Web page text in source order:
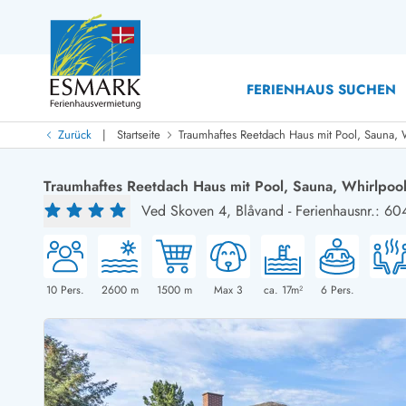
FERIENHAUS SUCHEN
Last Minute
Last Minute
Neu bei uns!
Neue Ferienhäuser bei ESMARKFerienhäuser mit PoolFerienhäuser
Neurenovierte Ferienhäuser
Ferienhäuser mit Endreinigung inklusive
Ferienhäuser dicht am Strand
Ferienhäuser neu gebaut
Ferienhäuser mit Sauna
Ferienhäuser Nicht-Raucher
Ferienhäuser mit Aussicht
Luxus
Zurück | Startseite Traumhaftes Reetdach Haus mit Pool, Sauna,
Traumhaftes Reetdach Haus mit Pool, Sauna, Whirlpool
Ved Skoven 4, Blåvand - Ferienhausnr.:
10 Pers. 2600m 1500m Max 3 ca. 17m² 6Pers.